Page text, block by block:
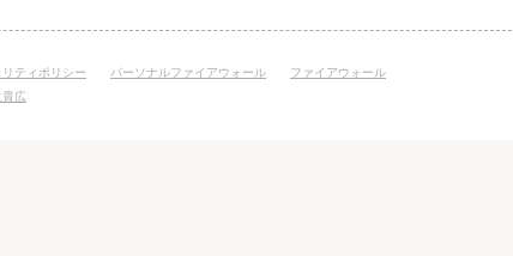
ォール」です。 パーソナルファ
リティポリシー パーソナルファイアウォール
ファイアウォール
広